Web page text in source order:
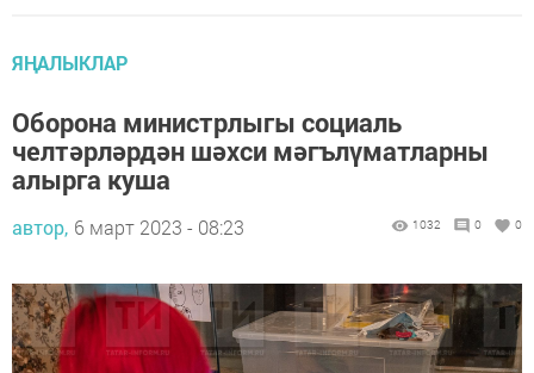
ЯҢАЛЫКЛАР
Оборона министрлыгы социаль
челтәрләрдән шәхси мәгълүматларны
алырга куша
автор, 6 март 2023 - 08:23 1032 0 0